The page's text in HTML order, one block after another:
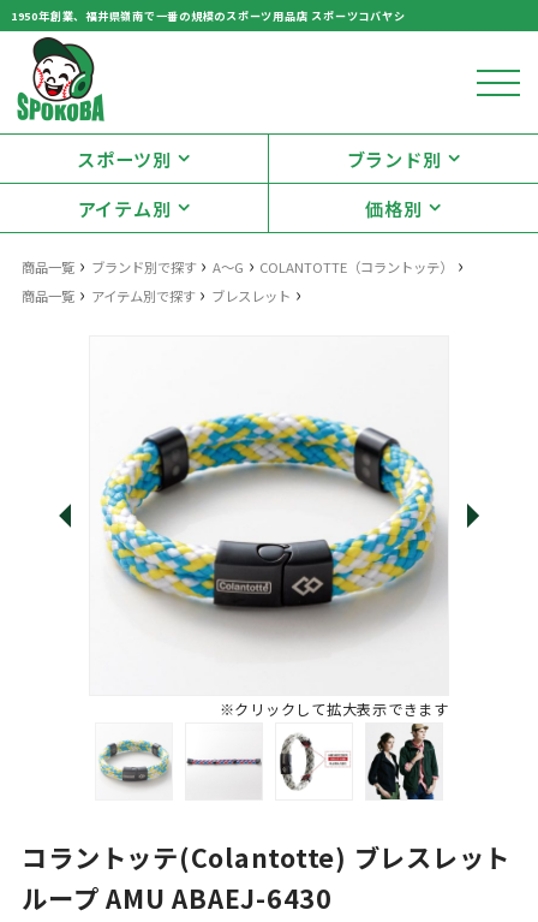
1950年創業、福井県嶺南で一番の規模のスポーツ用品店 スポーツコバヤシ
スポーツ別
ブランド別
アイテム別
価格別
商品一覧 › ブランド別で探す› A～G › COLANTOTTE（コラントッテ） ›
商品一覧 › アイテム別で探す› ブレスレット ›
※クリックして拡大表示できます
コラントッテ(Colantotte) ブレスレット
ループ AMU ABAEJ-6430